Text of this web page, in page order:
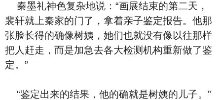
秦墨礼神色复杂地说：“画展结束的第二天，
裴轩就上秦家的门了，拿着亲子鉴定报告。他那
张脸长得的确像树姨，她们也就没有像以往那样
把人赶走，而是加急去各大检测机构重新做了鉴
定。”
“鉴定出来的结果，他的确就是树姨的儿子。”